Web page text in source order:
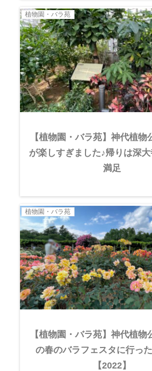
植物園・バラ苑
【植物園・バラ苑】神代植物
が楽しすぎました♪帰りは深
満足
植物園・バラ苑
【植物園・バラ苑】神代植物
の春のバラフェスタに行っ
【2022】